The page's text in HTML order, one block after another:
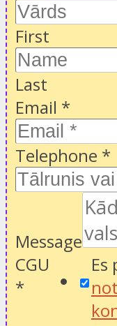
First
Last
Email *
Telephone *
Message
CGU
*
Es